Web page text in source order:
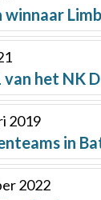
winnaar
van het NK
2019
in
2022